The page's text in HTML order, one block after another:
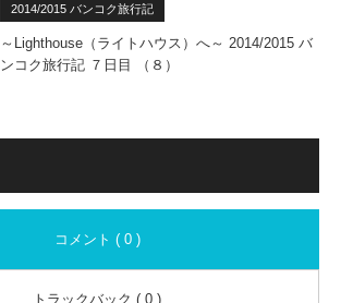
2014/2015 バンコク旅行記
～Lighthouse（ライトハウス）へ～ 2014/2015 バ
ンコク旅行記 ７日目 （８）
コメント ( 0 )
トラックバック ( 0 )